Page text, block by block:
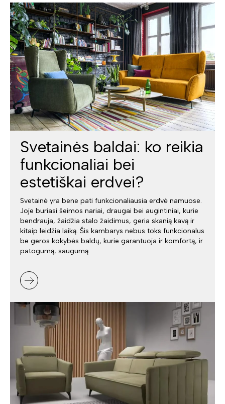
Svetainės baldai: ko reikia
funkcionaliai bei
estetiškai erdvei?
Svetainė yra bene pati funkcionaliausia erdvė namuose.
Joje buriasi šeimos nariai, draugai bei augintiniai, kurie
bendrauja, žaidžia stalo žaidimus, geria skanią kavą ir
kitaip leidžia laiką. Šis kambarys nebus toks funkcionalus
be geros kokybės baldų, kurie garantuoja ir komfortą, ir
patogumą, saugumą.